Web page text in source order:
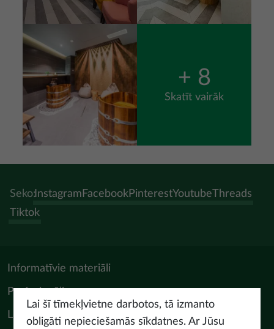
Attēls
+ 8
Skatīt vairāk
Seko:Instagram FacebookPinterestYoutubeThreads
Tiktok
Informatīvie materiāli
Profesionāļiem
LIAA Tūrisma departaments
Lai šī tīmekļvietne darbotos, tā izmanto
obligāti nepieciešamās sīkdatnes. Ar Jūsu